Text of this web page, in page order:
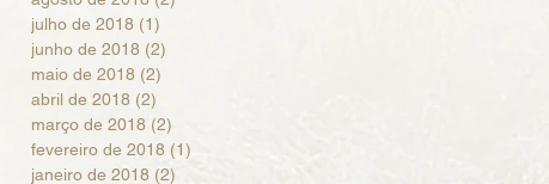
julho de 2018 (1)
junho de 2018 (2)
maio de 2018 (2)
abril de 2018 (2)
março de 2018 (2)
fevereiro de 2018 (1)
janeiro de 2018 (2)